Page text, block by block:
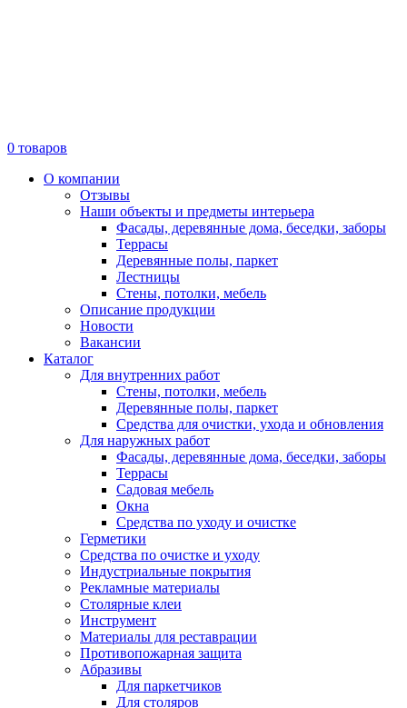
0 товаров
О компании
Отзывы
Наши объекты и предметы интерьера
Фасады, деревянные дома, беседки, заборы
Террасы
Деревянные полы, паркет
Лестницы
Стены, потолки, мебель
Описание продукции
Новости
Вакансии
Каталог
Для внутренних работ
Стены, потолки, мебель
Деревянные полы, паркет
Средства для очистки, ухода и обновления
Для наружных работ
Фасады, деревянные дома, беседки, заборы
Террасы
Садовая мебель
Окна
Средства по уходу и очистке
Герметики
Средства по очистке и уходу
Индустриальные покрытия
Рекламные материалы
Столярные клеи
Инструмент
Материалы для реставрации
Противопожарная защита
Абразивы
Для паркетчиков
Для столяров